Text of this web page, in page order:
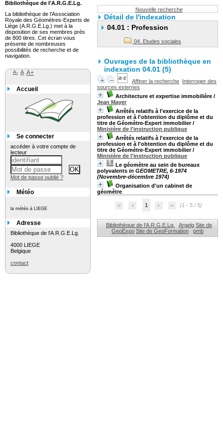
Nouvelle recherche
Détail de l'indexation
04.01 : Profession
04. Etudes sociales
Ouvrages de la bibliothèque en
indexation 04.01 (5)
Affiner la recherche Interroger des
sources externes
Architecture et expertise immobilière /
Jean Mayer
Arrêtés relatifs à l'exercice de la
profession et à l'obtention du diplôme et du
titre de Géomètre-Expert immobilier/
Ministère de l'instruction publique
Arrêtés relatifs à l'exercice de la
profession et à l'obtention du diplôme et du
titre de Géomètre-Expert immobilier/
Ministère de l'instruction publique
Le géomètre au sein de bureaux
polyvalents in GEOMETRE, 6-1974
(Novembre-décembre 1974)
Organisation d'un cabinet de
géomètre
1 (1 - 5 / 5)
Bibliothèque de l'A.R.G.E.Lg. Argelg Site de
GeoExpo Site de GeoFormation pmb
Bibliothèque de l'A.R.G.E.Lg.
La bibliothèque de l'Association
Royale des Géomètres-Experts de
Liège (A.R.G.E.Lg.) met à la
disposition de ses membres près
de 800 titres. Cet écran vous
présente de nombreuses
possibilités de recherche et de
navigation.
A- A A+
Accueil
Se connecter
accéder à votre compte de
lecteur
Mot de passe oublié ?
Météo
la météo à LIEGE
Adresse
Bibliothèque de l'A.R.G.E.Lg.
4000 LIEGE
Belgique
contact